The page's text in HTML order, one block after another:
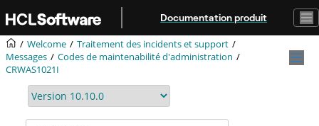
Aller au contenu principal
Documentation produit
Welcome
Traitement des incidents et support
Messages
Codes de maintenabilité d'administration
CRWAS1021I